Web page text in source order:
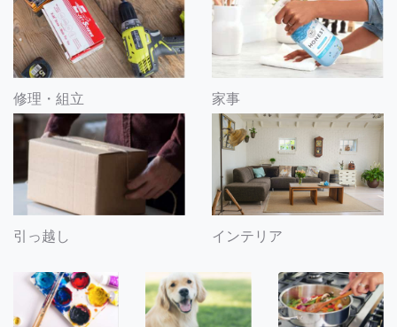
修理・組立 家事
引っ越し インテリア